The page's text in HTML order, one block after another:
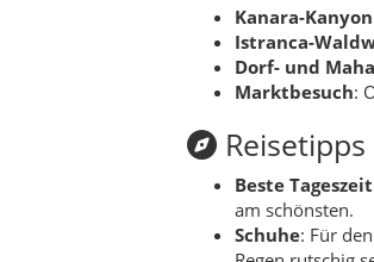
In Saray ist
mitnehmen, auf
(Bäckerei, kleine
Für wen
Wochenend-
Outdoor-Fans